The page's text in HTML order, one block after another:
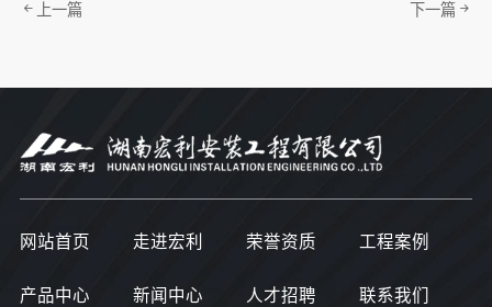
上一篇 下一篇
网站首页 走进宏利 荣誉资质 工程案例
产品中心 新闻中心 人才招聘 联系我们